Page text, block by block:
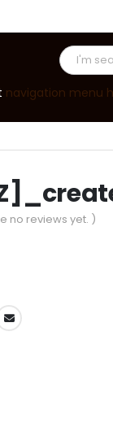
navigation menu
no reviews yet. )